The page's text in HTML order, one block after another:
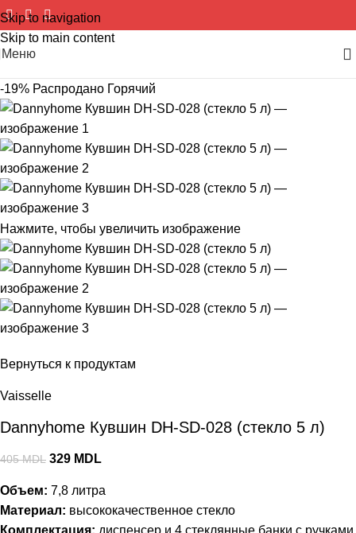
Skip to navigation
Skip to main content
Меню
-19% Распродано Горячий
Нажмите, чтобы увеличить изображение
Вернуться к продуктам
Vaisselle
Dannyhome Кувшин DH-SD-028 (стекло 5 л)
405MDL 329 MDL
Объем: 7,8 литра
Материал: высококачественное стекло